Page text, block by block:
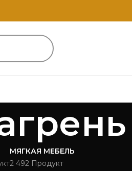
МЯГКАЯ МЕБЕЛЬ
2 492 Продукт